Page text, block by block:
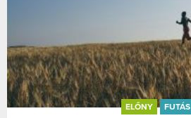
ELŐNY FUTÁS